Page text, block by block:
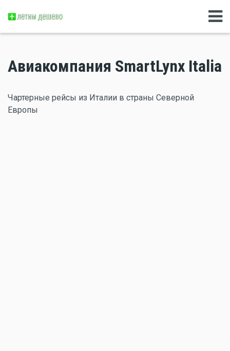
Авиакомпания SmartLynx Italia
Чартерные рейсы из Италии в страны Северной
Европы